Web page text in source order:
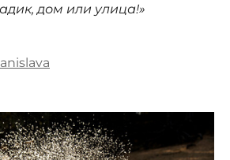
дом или улица!»